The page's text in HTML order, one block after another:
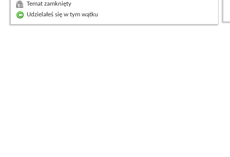
Temat zamknięty
Udzielałeś się w tym wątku